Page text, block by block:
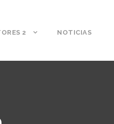
2 NOTICIAS